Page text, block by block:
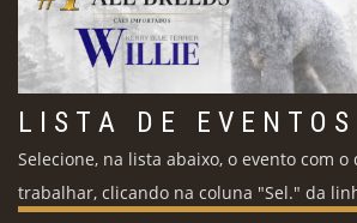
L I S T A D E E V E N T O S
Selecione, na lista abaixo, o evento com o
trabalhar, clicando na coluna "Sel." da